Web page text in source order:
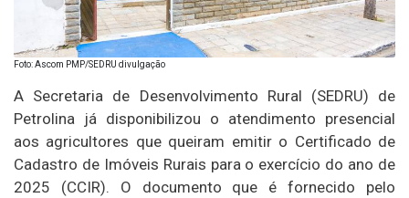
Foto: Ascom PMP/SEDRU divulgação
A Secretaria de Desenvolvimento Rural (SEDRU) de
Petrolina já disponibilizou o atendimento presencial
aos agricultores que queiram emitir o Certificado de
Cadastro de Imóveis Rurais para o exercício do ano de
2025 (CCIR). O documento que é fornecido pelo